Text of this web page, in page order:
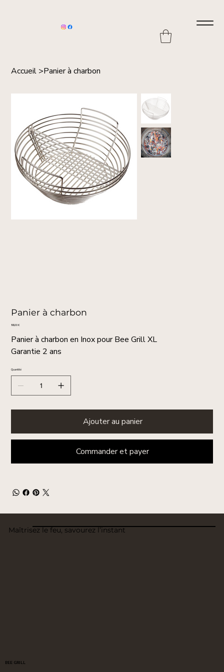
Accueil >Panier à charbon
Panier à charbon
Prix
99,00 €
Panier à charbon en Inox pour Bee Grill XL
Garantie 2 ans
Quantité
Ajouter au panier
Commander et payer
Maîtrisez le feu, savourez l’instant
BEE GRILL